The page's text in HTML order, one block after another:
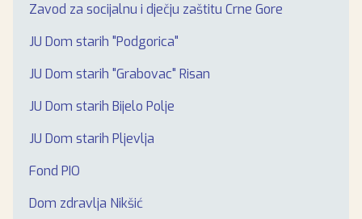
Zavod za socijalnu i dječju zaštitu Crne Gore
JU Dom starih "Podgorica"
JU Dom starih "Grabovac" Risan
JU Dom starih Bijelo Polje
JU Dom starih Pljevlja
Fond PIO
Dom zdravlja Nikšić